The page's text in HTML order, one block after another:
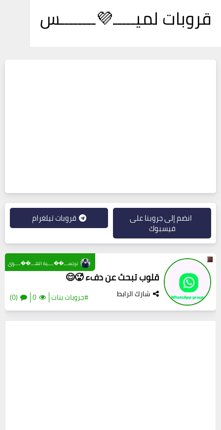
قروبات لميـــــ💜ــــــــس
انضم إلى جروبنا على
فيسبوك
قروبات تيلغرام
قلوب تبحث عن دفء 🥵😊
شارك الرابط #جروبات بنات 0
(0)
نرجســـ��ــــية الهـــ��ــــوى